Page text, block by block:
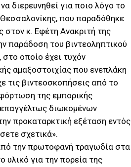
διερευνηθεί για ποιο λόγο το
που παραδόθηκε
στον κ. Εφέτη Ανακριτή της
παράδοση του βιντεοληπτικού
οποίο έχει τυχόν
αμαξοστοιχίας που ενεπλάκη
τις βιντεοσκοπήσεις από το
της εμπορικής
διωκομένων
προκαταρκτική εξέταση εντός
σχετικά».
την πρωτοφανή τραγωδία στα
υλικό για την πορεία της